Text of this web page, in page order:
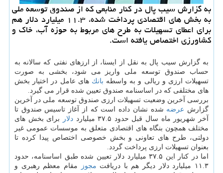
به گزارش سیب پال در كنار منابعی كه از صندوق توسعه ملی
به بخش های اقتصادی پرداخت شده، ۱۱.۳ میلیارد دلار هم
برای اعطای تسهیلات به طرح های مربوط به حوزه آب، خاك و
كشاورزی اختصاص یافته است.
به گزارش سیب پال به نقل از ایسنا، از ارزهای نفتی كه سالانه به
حساب صندوق توسعه ملی واریز می شود، بخشی به صورت
تسهیلات ارزی و ریالی و به واسطه بانك های عامل در اختیار بخش
های مختلفی كه در اساسنامه صندوق تعیین شده قرار می گیرد.
بررسی آخرین وضعیت تسهیلات ارزی صندوق توسعه ملی در آخرین
گزارش عرضه شده نشان داده است كه از آغاز تاسیس صندوق تا
آخر شهریور ماه سال قبل حدود ۳۷.۵ میلیارد
دلار
برای بخش های
مختلف همچون بنگاه های اقتصادی متعلق به موسسات عمومی غیر
دولتی، طرح های تعاونی و بخش خصوصی اختصاص پیدا كرده تا
بعنوان تسهیلات ارزی پرداخت گردد.
اما در كنار این ۳۷.۵ میلیارد دلار تعیین شده طبق اساسنامه، حدود
۱۱.۳ میلیارد دلار دیگر هم با دریافت
مجوز
مقام معظم رهبری و